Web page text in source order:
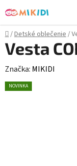
na
obsah
Domov
/Detské oblečenie/
Vesta
Značka: MIKIDI
NOVINKA